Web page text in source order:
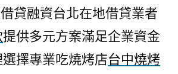
貸融資台北在地借貸業者
提供多元方案滿足企業資金
擇專業吃燒烤店台中燒烤